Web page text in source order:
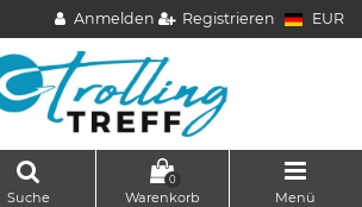
Anmelden Registrieren EUR
Suche
0
Warenkorb Menü